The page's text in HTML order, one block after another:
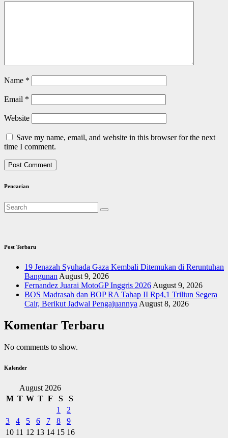
Name *
Email *
Website
Save my name, email, and website in this browser for the next
time I comment.
Pencarian
Post Terbaru
19 Jenazah Syuhada Gaza Kembali Ditemukan di Reruntuhan
Bangunan August 9, 2026
Fernandez Juarai MotoGP Inggris 2026 August 9, 2026
BOS Madrasah dan BOP RA Tahap II Rp4,1 Triliun Segera
Cair, Berikut Jadwal Pengajuannya August 8, 2026
Komentar Terbaru
No comments to show.
Kalender
August 2026
M T W T F S
S
1
2
3
4 5 6 7 8
9
10 11 12 13 14 15 16